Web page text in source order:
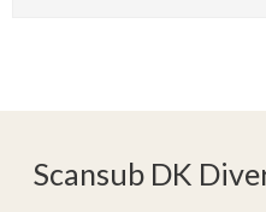
Scansub DK